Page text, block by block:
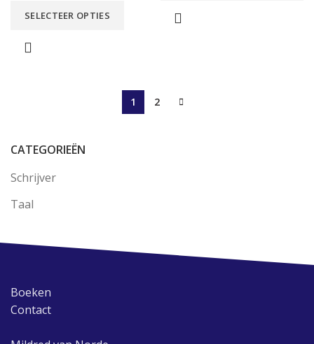
CATEGORIEËN
Schrijver
Taal
SELECTEER OPTIES
1 2
Boeken
Contact